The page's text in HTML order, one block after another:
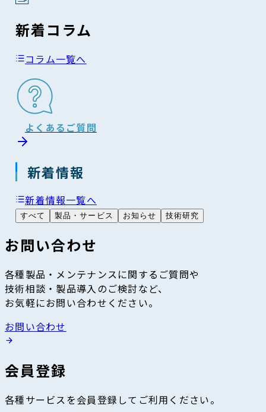
新着コラム
コラム一覧へ
よくあるご質問
新着情報
新着情報一覧へ
すべて 製品・サービス お知らせ 技術研究
お問い合わせ
各種製品・メンテナンスに関するご質問や
技術相談・製品導入のご検討など、
お気軽にお問い合わせください。
お問い合わせ
会員登録
各種サービスを会員登録してご利用ください。